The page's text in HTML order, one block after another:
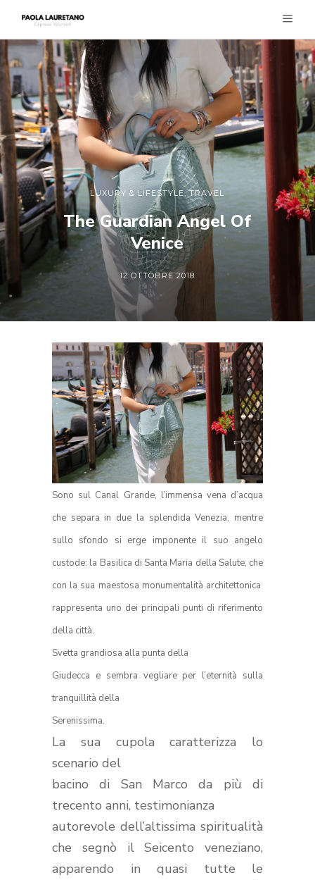
LUXURY & LIFESTYLE,TRAVEL
The Guardian Angel Of
Venice
12 OTTOBRE 2018
Sono sul Canal Grande, l’immensa vena d’acqua
che separa in due la splendida Venezia, mentre
sullo sfondo si erge imponente il suo angelo
custode: la Basilica di Santa Maria della Salute, che
con la sua maestosa monumentalità architettonica
rappresenta uno dei principali punti di riferimento
della città.
Svetta grandiosa alla punta della
Giudecca e sembra vegliare per l’eternità sulla
tranquillità della
Serenissima.
La sua cupola caratterizza lo
scenario del
bacino di San Marco da più di
trecento anni, testimonianza
autorevole dell’altissima spiritualità
che segnò il Seicento veneziano,
apparendo in quasi tutte le